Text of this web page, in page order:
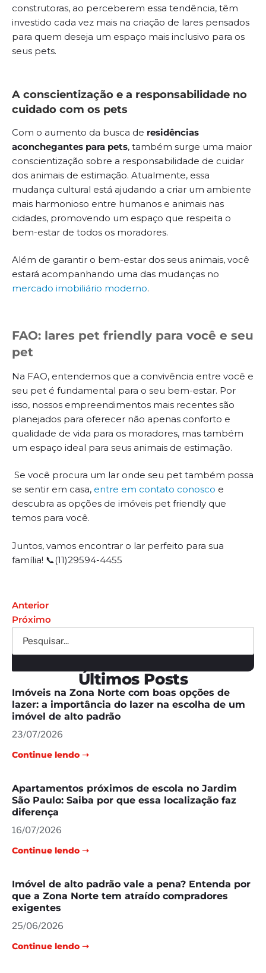
construtoras, ao perceberem essa tendência, têm
investido cada vez mais na criação de lares pensados
para quem deseja um espaço mais inclusivo para os
seus pets.
A conscientização e a responsabilidade no
cuidado com os pets
Com o aumento da busca de residências
aconchegantes para pets, também surge uma maior
conscientização sobre a responsabilidade de cuidar
dos animais de estimação. Atualmente, essa
mudança cultural está ajudando a criar um ambiente
mais harmonioso entre humanos e animais nas
cidades, promovendo um espaço que respeita o
bem-estar de todos os moradores.
Além de garantir o bem-estar dos seus animais, você
estará acompanhando uma das mudanças no
mercado imobiliário moderno.
FAO: lares pet friendly para você e seu
pet
Na FAO, entendemos que a convivência entre você e
seu pet é fundamental para o seu bem-estar. Por
isso, nossos empreendimentos mais recentes são
planejados para oferecer não apenas conforto e
qualidade de vida para os moradores, mas também
um espaço ideal para seus animais de estimação.
Se você procura um lar onde seu pet também possa
se sentir em casa, entre em contato conosco e
descubra as opções de imóveis pet friendly que
temos para você.
Juntos, vamos encontrar o lar perfeito para sua
família! 📞(11)29594-4455
Anterior
Próximo
Últimos Posts
Imóveis na Zona Norte com boas opções de
lazer: a importância do lazer na escolha de um
imóvel de alto padrão
23/07/2026
Continue lendo ➝
Apartamentos próximos de escola no Jardim
São Paulo: Saiba por que essa localização faz
diferença
16/07/2026
Continue lendo ➝
Imóvel de alto padrão vale a pena? Entenda por
que a Zona Norte tem atraído compradores
exigentes
25/06/2026
Continue lendo ➝